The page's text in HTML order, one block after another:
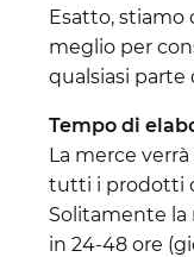
Esatto, stiamo
meglio per
qualsiasi parte
Tempo di
La merce
tutti i prodotti
Solitamente la
in 24-48 ore